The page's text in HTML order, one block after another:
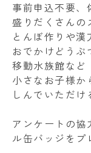
事前申込不要
盛りだくさんの
とんぼ作りや
おでかけどうぶ
移動水族館など
小さなお子様か
しんでいただけ
アンケートの協
ル缶バッジをプ